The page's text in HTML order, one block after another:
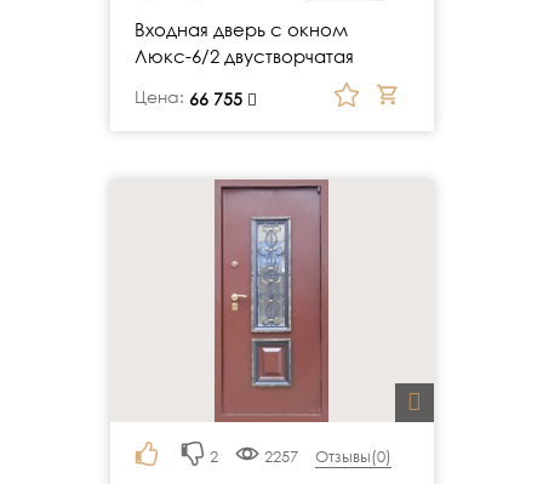
Входная дверь с окном
Люкс-6/2 двустворчатая
Цена: 66 755
руб.
2 2257 Отзывы(0)